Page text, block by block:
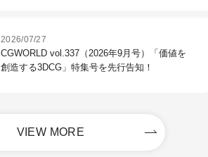
2026/07/27
CGWORLD vol.337（2026年9月号）「価値を
創造する3DCG」特集号を先行告知！
VIEW MORE